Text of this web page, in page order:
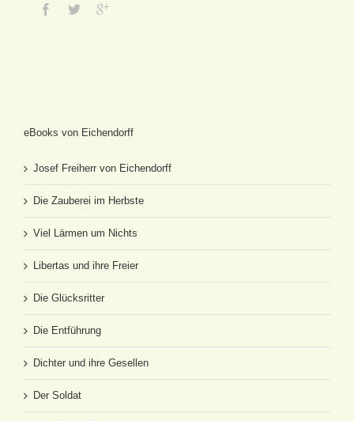
eBooks von Eichendorff
Josef Freiherr von Eichendorff
Die Zauberei im Herbste
Viel Lärmen um Nichts
Libertas und ihre Freier
Die Glücksritter
Die Entführung
Dichter und ihre Gesellen
Der Soldat